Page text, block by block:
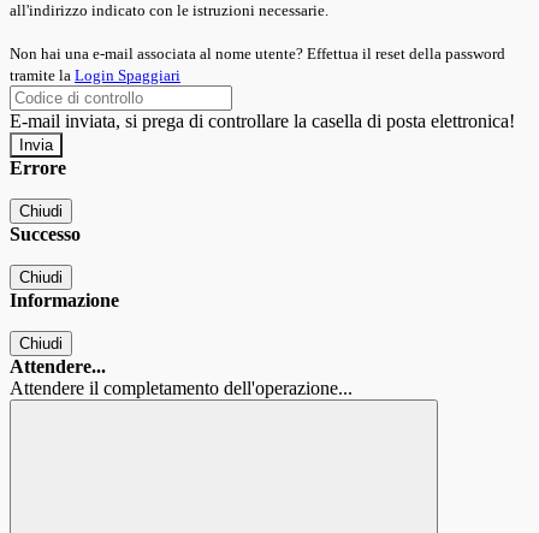
all'indirizzo indicato con le istruzioni necessarie.
Non hai una e-mail associata al nome utente? Effettua il reset della password
tramite la Login Spaggiari
E-mail inviata, si prega di controllare la casella di posta elettronica!
Errore
Chiudi
Successo
Chiudi
Informazione
Chiudi
Attendere...
Attendere il completamento dell'operazione...